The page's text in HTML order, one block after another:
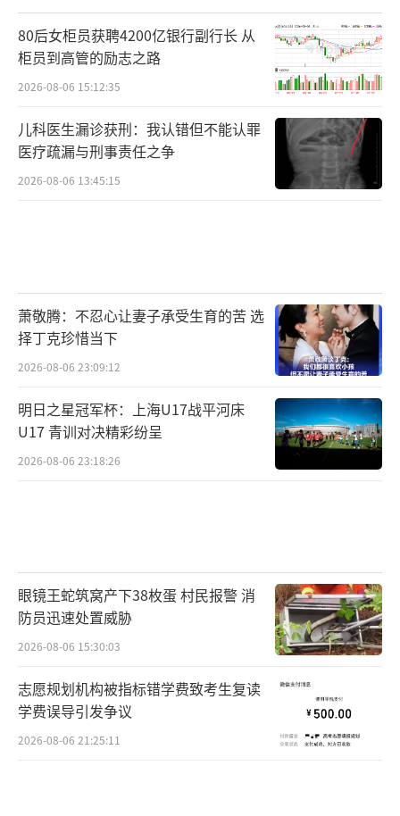
80后女柜员获聘4200亿银行副行长 从
柜员到高管的励志之路
2026-08-06 15:12:35
儿科医生漏诊获刑：我认错但不能认罪
医疗疏漏与刑事责任之争
2026-08-06 13:45:15
萧敬腾：不忍心让妻子承受生育的苦 选
择丁克珍惜当下
2026-08-06 23:09:12
明日之星冠军杯：上海U17战平河床
U17 青训对决精彩纷呈
2026-08-06 23:18:26
眼镜王蛇筑窝产下38枚蛋 村民报警 消
防员迅速处置威胁
2026-08-06 15:30:03
志愿规划机构被指标错学费致考生复读
学费误导引发争议
2026-08-06 21:25:11